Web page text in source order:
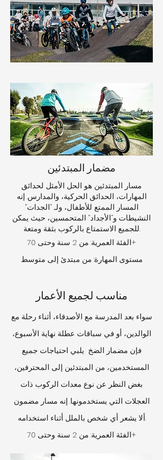
مضمار المبتدئين
مسار المبتدئين هو الحل الأمثل لحدائق
المهارات، الحدائق الحركية، والمدارس. إنه
المسار الممتع للأطفال، ولـ “الجدات”
النشيطات و“الأجداد” المتحمسين، حيث يمكن
للجميع الاستمتاع بالركوب بثقة ومتعة.
الفئة العمرية: من 2 سنة وحتى 70+
مستوى المهارة: من مبتدئ إلى متوسط
مناسب لجميع الأعمار
سواء بعد المدرسة مع الأصدقاء، أثناء رحلة مع
الوالدين، أو في سباقات عطلة نهاية الأسبوع،
فإن مضمار الضخ يلبي احتياجات جميع
المستخدمين، من المبتدئين إلى المحترفين،
بغض النظر عن نوع معدات الركوب ذات
العجلات التي يستخدمونها. إنه مسار مضمون
ألا يشعر أي شخص بالملل أثناء استخدامه.
الفئة العمرية: من 2 سنة وحتى 70+